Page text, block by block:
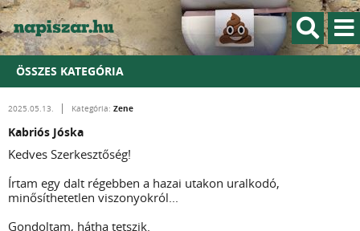
ÖSSZES KATEGÓRIA
2025.05.13. Kategória: Zene
Kabriós Jóska
Kedves Szerkesztőség!
Írtam egy dalt régebben a hazai utakon uralkodó,
minősíthetetlen viszonyokról...
Gondoltam, hátha tetszik.